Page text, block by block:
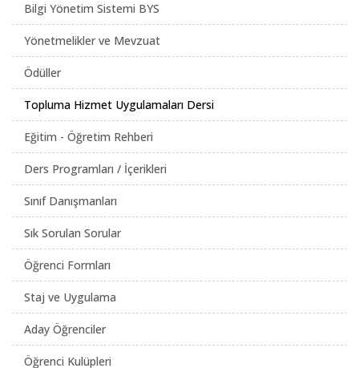
Bilgi Yönetim Sistemi BYS
Yönetmelikler ve Mevzuat
Ödüller
Topluma Hizmet Uygulamaları Dersi
Eğitim - Öğretim Rehberi
Ders Programları / İçerikleri
Sınıf Danışmanları
Sık Sorulan Sorular
Öğrenci Formları
Staj ve Uygulama
Aday Öğrenciler
Öğrenci Kulüpleri